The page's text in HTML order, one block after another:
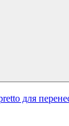
для